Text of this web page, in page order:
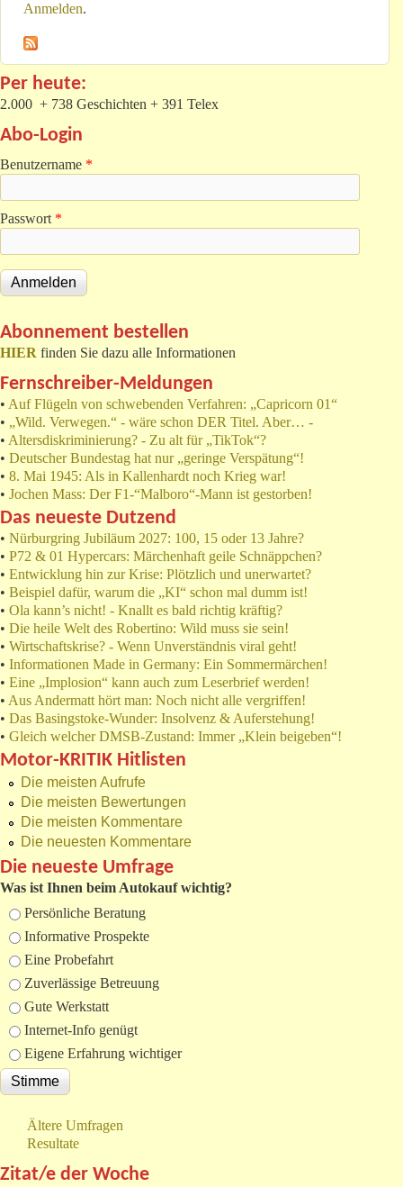
Anmelden.
Per heute:
2.000 + 738 Geschichten + 391 Telex
Abo-Login
Benutzername *
Passwort *
Abonnement bestellen
HIER finden Sie dazu alle Informationen
Fernschreiber-Meldungen
• Auf Flügeln von schwebenden Verfahren: „Capricorn 01“
• „Wild. Verwegen.“ - wäre schon DER Titel. Aber… -
• Altersdiskriminierung? - Zu alt für „TikTok“?
• Deutscher Bundestag hat nur „geringe Verspätung“!
• 8. Mai 1945: Als in Kallenhardt noch Krieg war!
• Jochen Mass: Der F1-“Malboro“-Mann ist gestorben!
Das neueste Dutzend
• Nürburgring Jubiläum 2027: 100, 15 oder 13 Jahre?
• P72 & 01 Hypercars: Märchenhaft geile Schnäppchen?
• Entwicklung hin zur Krise: Plötzlich und unerwartet?
• Beispiel dafür, warum die „KI“ schon mal dumm ist!
• Ola kann’s nicht! - Knallt es bald richtig kräftig?
• Die heile Welt des Robertino: Wild muss sie sein!
• Wirtschaftskrise? - Wenn Unverständnis viral geht!
• Informationen Made in Germany: Ein Sommermärchen!
• Eine „Implosion“ kann auch zum Leserbrief werden!
• Aus Andermatt hört man: Noch nicht alle vergriffen!
• Das Basingstoke-Wunder: Insolvenz & Auferstehung!
• Gleich welcher DMSB-Zustand: Immer „Klein beigeben“!
Motor-KRITIK Hitlisten
Die meisten Aufrufe
Die meisten Bewertungen
Die meisten Kommentare
Die neuesten Kommentare
Die neueste Umfrage
Was ist Ihnen beim Autokauf wichtig?
Auswahlmöglichkeiten
Persönliche Beratung
Informative Prospekte
Eine Probefahrt
Zuverlässige Betreuung
Gute Werkstatt
Internet-Info genügt
Eigene Erfahrung wichtiger
Ältere Umfragen
Resultate
Zitat/e der Woche